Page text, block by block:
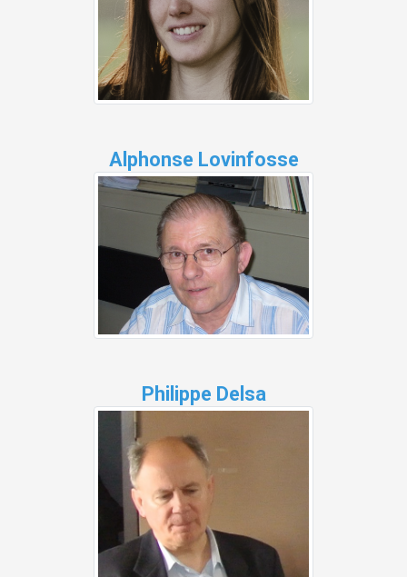
Alphonse Lovinfosse
Philippe Delsa